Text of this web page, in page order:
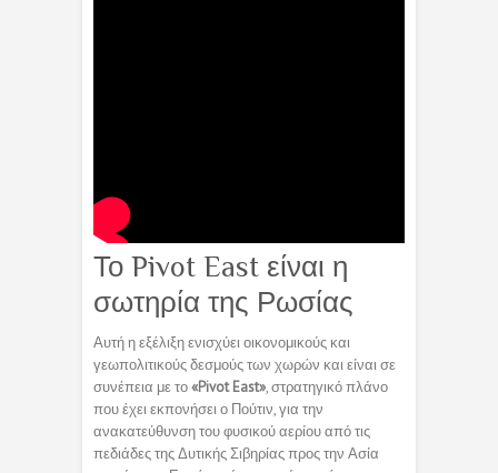
Το Pivot East είναι η
σωτηρία της Ρωσίας
Αυτή η εξέλιξη ενισχύει οικονομικούς και
γεωπολιτικούς δεσμούς των χωρών και είναι σε
συνέπεια με το«Pivot East», στρατηγικό πλάνο
που έχει εκπονήσει ο Πούτιν, για την
ανακατεύθυνση του φυσικού αερίου από τις
πεδιάδες της Δυτικής Σιβηρίας προς την Ασία